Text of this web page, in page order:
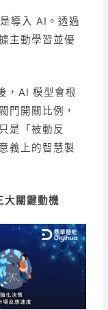
導入 AI。透過
主動學習並優
，AI 模型會根
門開關比例，
是「被動反
義上的智慧製
大關鍵動機